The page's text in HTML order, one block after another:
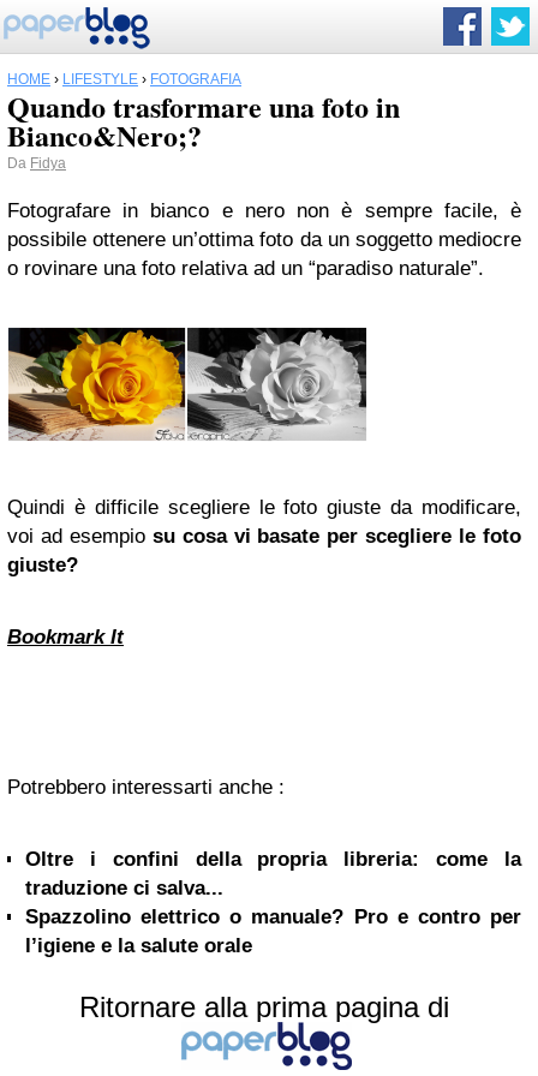
HOME › LIFESTYLE › FOTOGRAFIA
Quando trasformare una foto in
Bianco&Nero;?
Da Fidya
Fotografare in bianco e nero non è sempre facile, è
possibile ottenere un’ottima foto da un soggetto mediocre
o rovinare una foto relativa ad un “paradiso naturale”.
Quindi è difficile scegliere le foto giuste da modificare,
voi ad esempio su cosa vi basate per scegliere le foto
giuste?
Bookmark It
Potrebbero interessarti anche :
Oltre i confini della propria libreria: come la
traduzione ci salva...
Spazzolino elettrico o manuale? Pro e contro per
l’igiene e la salute orale
Ritornare alla prima pagina di